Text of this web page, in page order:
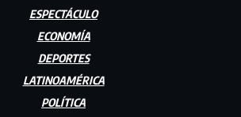
ESPECTÁCULO
ECONOMÍA
DEPORTES
LATINOAMÉRICA
POLÍTICA